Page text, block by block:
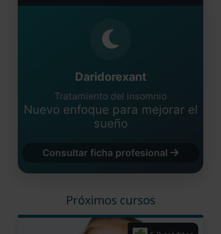
Daridorexant
Tratamiento del insomnio
Nuevo enfoque para mejorar el
sueño
Consultar ficha profesional
Próximos cursos